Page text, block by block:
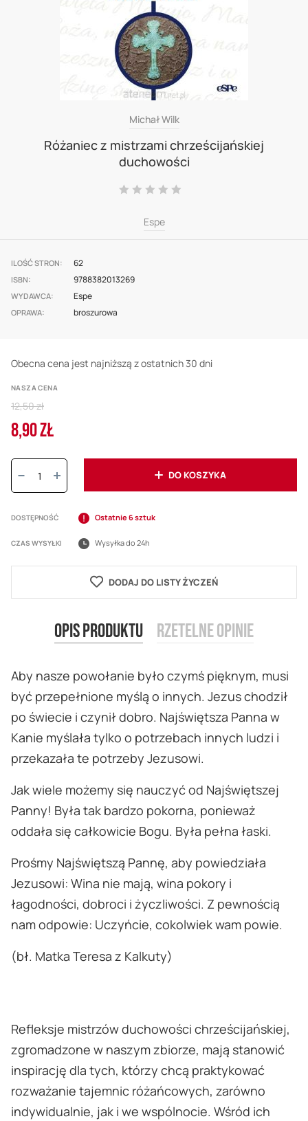
gallery
Michał Wilk
Różaniec z mistrzami chrześcijańskiej
duchowości
Ocena:
Espe
ILOŚĆ STRON 62
ISBN 9788382013269
WYDAWCA Espe
OPRAWA broszurowa
Obecna cena jest najniższą z ostatnich 30 dni
NASZA CENA
Cena
8,90 ZŁ
Regular
Price
12,50 zł
Ilość:
DO KOSZYKA
DOSTĘPNOŚĆ Ostatnie 6 sztuk
CZAS WYSYŁKI Wysyłka do 24h
DODAJ DO LISTY ŻYCZEŃ
Opis produktu
Aby nasze powołanie było czymś pięknym, musi
być przepełnione myślą o innych. Jezus chodził
po świecie i czynił dobro. Najświętsza Panna w
Kanie myślała tylko o potrzebach innych ludzi i
przekazała te potrzeby Jezusowi.
Jak wiele możemy się nauczyć od Najświętszej
Panny! Była tak bardzo pokorna, ponieważ
oddała się całkowicie Bogu. Była pełna łaski.
Prośmy Najświętszą Pannę, aby powiedziała
Jezusowi: Wina nie mają, wina pokory i
łagodności, dobroci i życzliwości. Z pewnością
nam odpowie: Uczyńcie, cokolwiek wam powie.
(bł. Matka Teresa z Kalkuty)
Refleksje mistrzów duchowości chrześcijańskiej,
zgromadzone w naszym zbiorze, mają stanowić
inspirację dla tych, którzy chcą praktykować
rozważanie tajemnic różańcowych, zarówno
indywidualnie, jak i we wspólnocie. Wśród ich
Rzetelne opinie